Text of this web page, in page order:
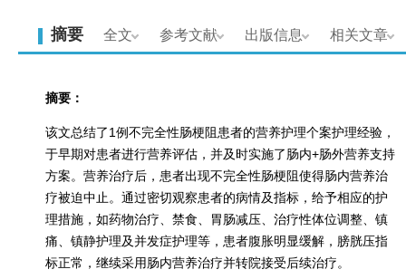
摘要 全文 参考文献 出版信息 相关文章
摘要：
该文总结了1例不完全性肠梗阻患者的营养护理个案护理经验，
于早期对患者进行营养评估，并及时实施了肠内+肠外营养支持
方案。营养治疗后，患者出现不完全性肠梗阻使得肠内营养治
疗被迫中止。通过密切观察患者的病情及指标，给予相应的护
理措施，如药物治疗、禁食、胃肠减压、治疗性体位调整、镇
痛、镇静护理及并发症护理等，患者腹胀明显缓解，膀胱压指
标正常，继续采用肠内营养治疗并转院接受后续治疗。